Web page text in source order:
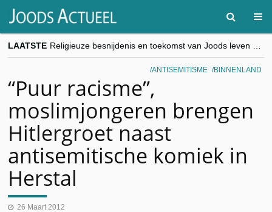
LAATSTE
“Besnijdenisdebat toont hoe moeilijk seculiere Westen minderheden begrijpt”, Jinnih Beels (Vooruit)
CITYTRIP | ROEMENIË – Boekarest: de verrassing van Oost-Europa
ANTISEMITISME BINNENLAND
“Puur racisme”,
moslimjongeren brengen
Hitlergroet naast
antisemitische komiek in
Herstal
26 Maart 2012